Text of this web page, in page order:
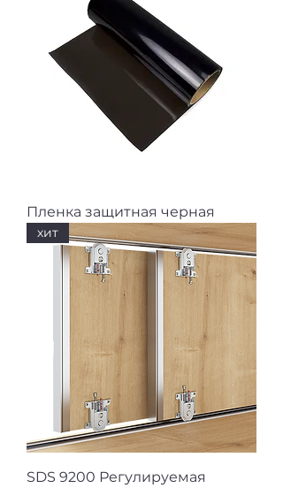
Пленка защитная черная
хит
SDS 9200 Регулируемая